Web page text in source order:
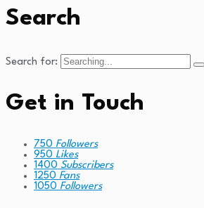
Search
Search for:
Get in Touch
750 Followers
950 Likes
1400 Subscribers
1250 Fans
1050 Followers